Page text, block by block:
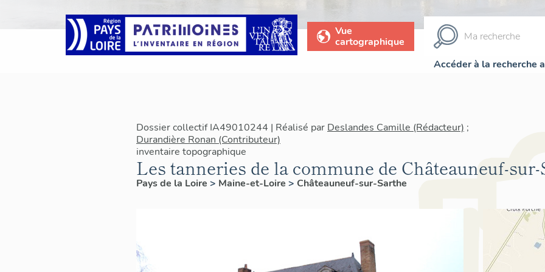
Vue
cartographique
Accéder à la recherche
Dossier collectif IA49010244 | Réalisé par Deslandes Camille (Rédacteur) ;
Durandière Ronan (Contributeur)
inventaire topographique
Les tanneries de la commune de Châteauneuf-
Pays de la Loire > Maine-et-Loire > Châteauneuf-sur-Sarthe